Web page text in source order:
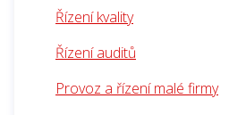
Řízení kvality
Řízení auditů
Provoz a řízení malé firmy